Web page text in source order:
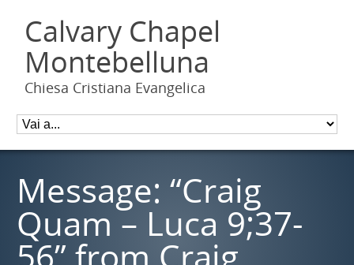
Calvary Chapel
Montebelluna
Chiesa Cristiana Evangelica
Message: “Craig
Quam – Luca 9;37-
56” from Craig